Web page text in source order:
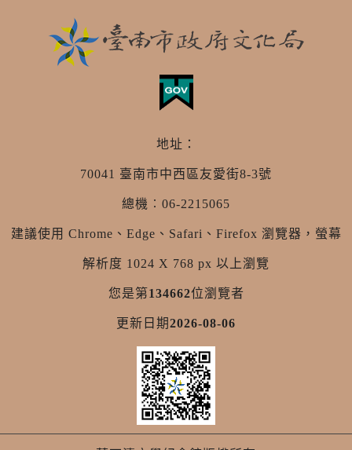
地址：
70041 臺南市中西區友愛街8-3號
總機︰06-2215065
建議使用 Chrome、Edge、Safari、Firefox 瀏覽器，螢幕
解析度 1024 X 768 px 以上瀏覽
您是第134662位瀏覽者
更新日期2026-08-06